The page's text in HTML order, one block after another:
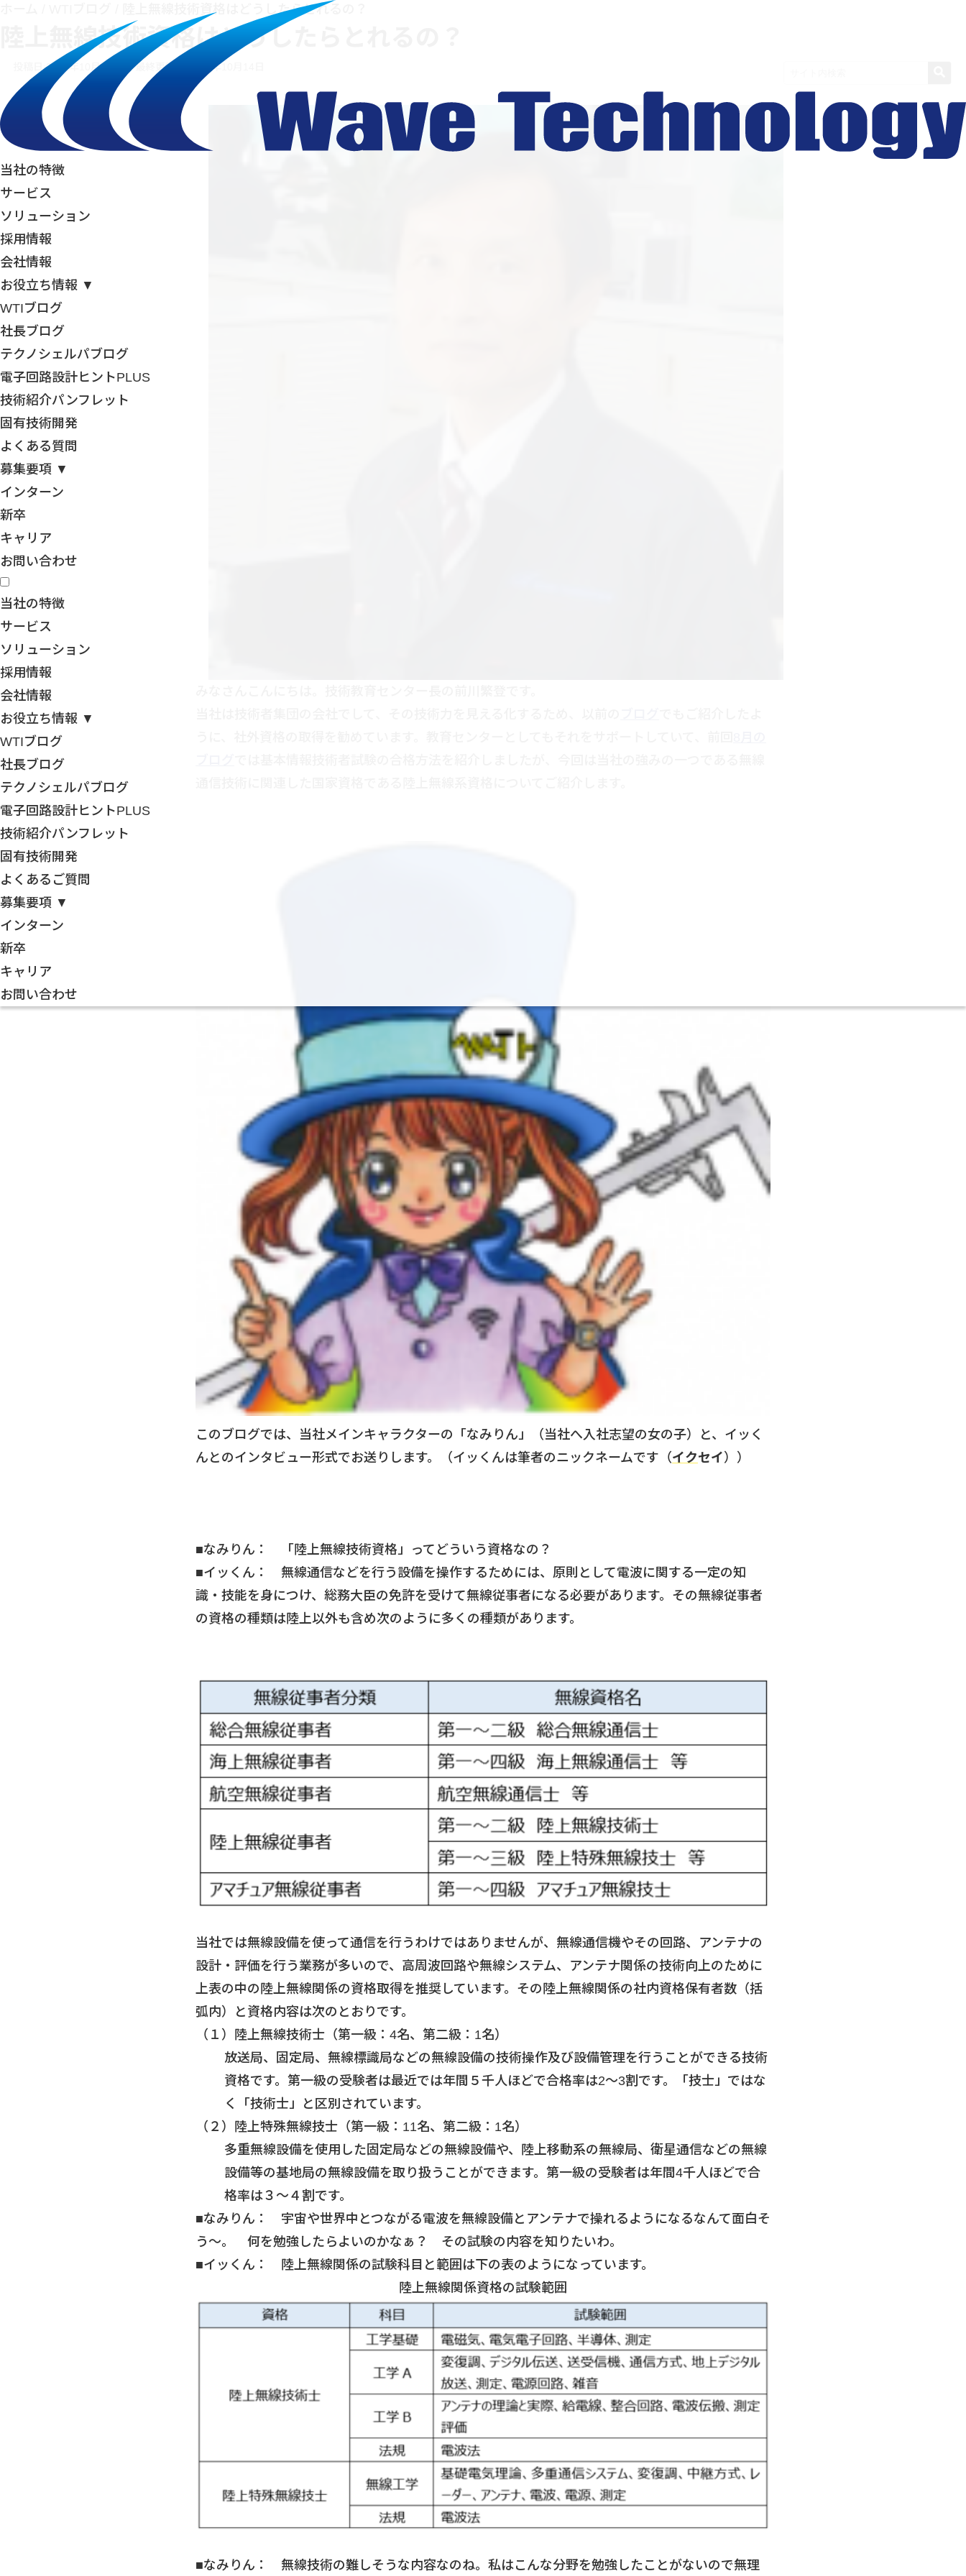
当社の特徴
サービス
ソリューション
採用情報
会社情報
お役立ち情報 ▼
WTIブログ
社長ブログ
テクノシェルパブログ
電子回路設計ヒントPLUS
技術紹介パンフレット
固有技術開発
よくある質問
募集要項 ▼
インターン
新卒
キャリア
お問い合わせ
当社の特徴
サービス
ソリューション
採用情報
会社情報
お役立ち情報 ▼
WTIブログ
社長ブログ
テクノシェルパブログ
電子回路設計ヒントPLUS
技術紹介パンフレット
固有技術開発
よくあるご質問
募集要項 ▼
インターン
新卒
キャリア
お問い合わせ
陸上無線技術資格はどうしたらとれるの？
陸上無線技術資格はどうしたらとれるの？
投稿日:2022年10月18日 最終更新日:2022年10月14日
このブログでは、当社メインキャラクターの「なみりん」（当社へ入社志望の女の子）と、イッく
んとのインタビュー形式でお送りします。（イッくんは筆者のニックネームです（イクセイ））
■なみりん： 「陸上無線技術資格」ってどういう資格なの？
■イッくん： 無線通信などを行う設備を操作するためには、原則として電波に関する一定の知
識・技能を身につけ、総務大臣の免許を受けて無線従事者になる必要があります。その無線従事者
の資格の種類は陸上以外も含め次のように多くの種類があります。
当社では無線設備を使って通信を行うわけではありませんが、無線通信機やその回路、アンテナの
設計・評価を行う業務が多いので、高周波回路や無線システム、アンテナ関係の技術向上のために
上表の中の陸上無線関係の資格取得を推奨しています。その陸上無線関係の社内資格保有者数（括
弧内）と資格内容は次のとおりです。
（１）陸上無線技術士（第一級：4名、第二級：1名）
放送局、固定局、無線標識局などの無線設備の技術操作及び設備管理を行うことができる技術
資格です。第一級の受験者は最近では年間５千人ほどで合格率は2～3割です。「技士」ではな
く「技術士」と区別されています。
（２）陸上特殊無線技士（第一級：11名、第二級：1名）
多重無線設備を使用した固定局などの無線設備や、陸上移動系の無線局、衛星通信などの無線
設備等の基地局の無線設備を取り扱うことができます。第一級の受験者は年間4千人ほどで合
格率は３～４割です。
■なみりん： 宇宙や世界中とつながる電波を無線設備とアンテナで操れるようになるなんて面白そ
う～。 何を勉強したらよいのかなぁ？ その試験の内容を知りたいわ。
■イッくん： 陸上無線関係の試験科目と範囲は下の表のようになっています。
陸上無線関係資格の試験範囲
■なみりん： 無線技術の難しそうな内容なのね。私はこんな分野を勉強したことがないので無理